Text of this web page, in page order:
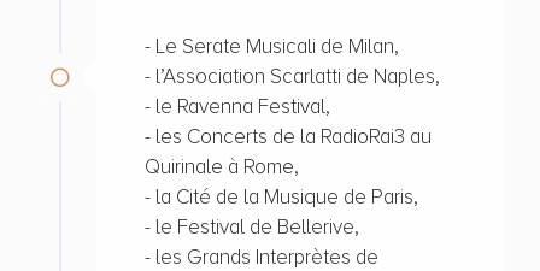
- Le Serate Musicali de Milan,
- l’Association Scarlatti de Naples,
- le Ravenna Festival,
- les Concerts de la RadioRai3 au
Quirinale à Rome,
- la Cité de la Musique de Paris,
- le Festival de Bellerive,
- les Grands Interprètes de